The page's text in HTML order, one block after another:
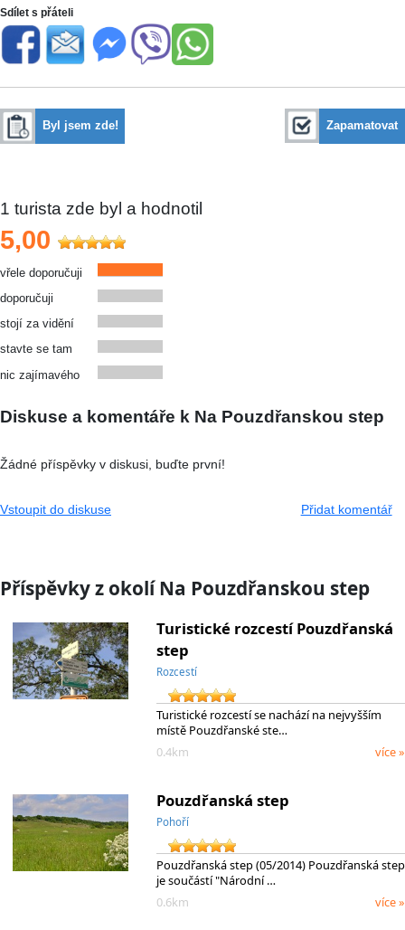
Sdílet s přáteli
Byl jsem zde! Zapamatovat
1 turista zde byl a hodnotil
5,00
vřele doporučuji
doporučuji
stojí za vidění
stavte se tam
nic zajímavého
Diskuse a komentáře k Na Pouzdřanskou step
Žádné příspěvky v diskusi, buďte první!
Vstoupit do diskuse Přidat komentář
Příspěvky z okolí Na Pouzdřanskou step
Turistické rozcestí Pouzdřanská
step
Rozcestí
Turistické rozcestí se nachází na nejvyšším
místě Pouzdřanské ste…
0.4km
více »
Pouzdřanská step
Pohoří
Pouzdřanská step (05/2014) Pouzdřanská step
je součástí "Národní …
0.6km
více »